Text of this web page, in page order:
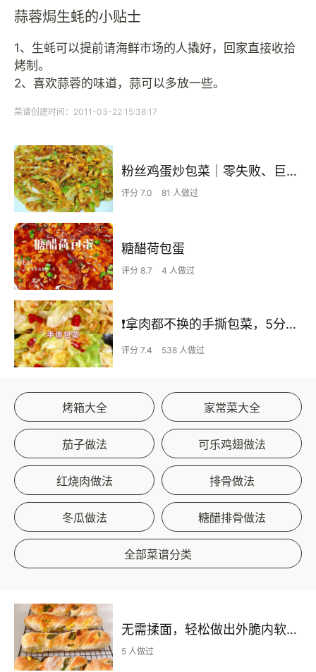
蒜蓉焗生蚝的小贴士
1、生蚝可以提前请海鲜市场的人撬好，回家直接收拾
烤制。
2、喜欢蒜蓉的味道，蒜可以多放一些。
菜谱创建时间：2011-03-22 15:38:17
粉丝鸡蛋炒包菜｜零失败、巨下饭
评分 7.0 81 人做过
糖醋荷包蛋
评分 8.7 4 人做过
❗拿肉都不换的手撕包菜，5分钟快手家常菜🔥
评分 7.4 538 人做过
烤箱大全 家常菜大全
茄子做法 可乐鸡翅做法
红烧肉做法 排骨做法
冬瓜做法 糖醋排骨做法
全部菜谱分类
无需揉面，轻松做出外脆内软的恰巴塔扭扭棒，手残党们的福利来咯~
5 人做过